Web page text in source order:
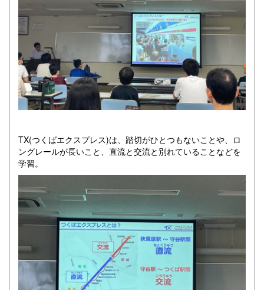
TX(つくばエクスプレス)は、踏切がひとつもないことや、ロ
ングレールが長いこと、直流と交流と別れていることなどを
学習。